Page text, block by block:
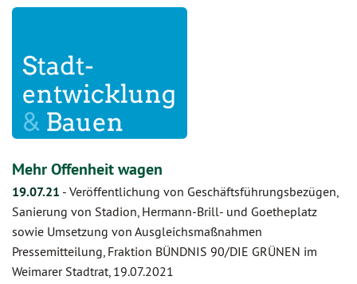
Mehr Offenheit wagen
19.07.21 - Veröffentlichung von Geschäftsführungsbezügen,
Sanierung von Stadion, Hermann-Brill- und Goetheplatz
sowie Umsetzung von Ausgleichsmaßnahmen
Pressemitteilung, Fraktion BÜNDNIS 90/DIE GRÜNEN im
Weimarer Stadtrat, 19.07.2021